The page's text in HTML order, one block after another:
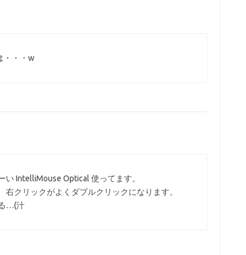
・・・w
IntelliMouse Optical 使ってます。
クリックがよくダブルクリックになります。
…(汁